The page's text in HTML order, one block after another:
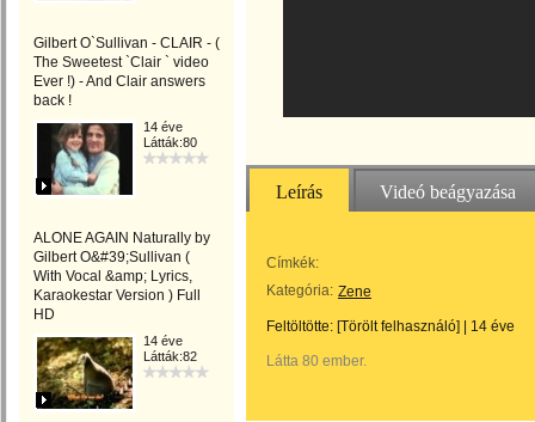
Gilbert O`Sullivan - CLAIR - (
The Sweetest `Clair ` video
Ever !) - And Clair answers
back !
14 éve
Látták:80
ALONE AGAIN Naturally by
Gilbert O&#39;Sullivan (
With Vocal &amp; Lyrics,
Karaokestar Version ) Full
HD
14 éve
Látták:82
Leírás Videó beágyazása
Címkék:
Kategória: Zene
Feltöltötte: [Törölt felhasználó] 14 éve
Látta 80 ember.